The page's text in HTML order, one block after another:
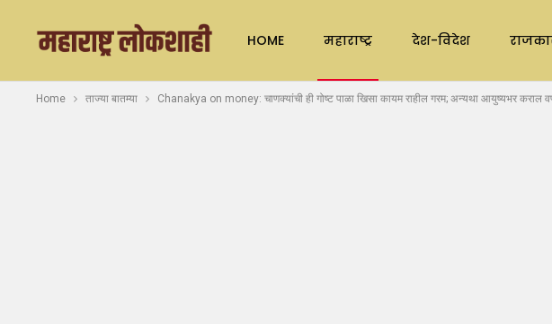
HOME महाराष्ट्र देश-विदेश
Home ताज्या बातम्या Chanakya on money: चाणक्यांची ही गोष्ट पाळा खिसा कायम राहील गरम; अन्यथा आयुष्यभर कराल